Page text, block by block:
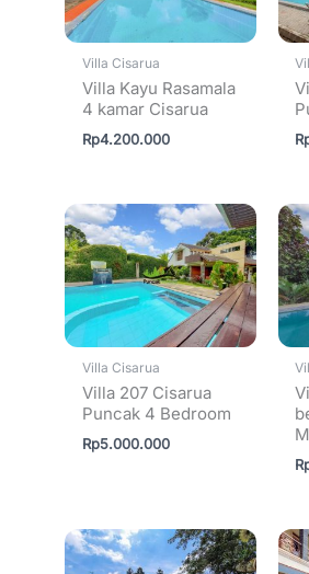
Villa Cisarua
Villa Kayu Rasamala
4 kamar Cisarua
Rp4.200.000
Villa Cisarua
Villa 207 Cisarua
Puncak 4 Bedroom
Rp5.000.000